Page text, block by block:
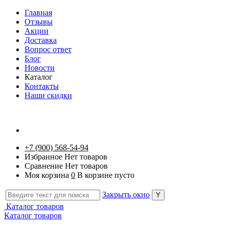
Главная
Отзывы
Акции
Доставка
Вопрос ответ
Блог
Новости
Каталог
Контакты
Наши скидки
+7 (900) 568-54-94
Избранное Нет товаров
Сравнение Нет товаров
Моя корзина 0 В корзине пусто
Закрыть окно
Каталог товаров
Каталог товаров